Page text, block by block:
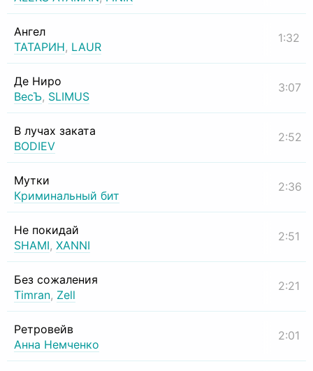
Ангел
ТАТАРИН, LAUR
1:32
Де Ниро
ВесЪ, SLIMUS
3:07
В лучах заката
BODIEV
2:52
Мутки
Криминальный бит
2:36
Не покидай
SHAMI, XANNI
2:51
Без сожаления
Timran, Zell
2:21
Ретровейв
Анна Немченко
2:01